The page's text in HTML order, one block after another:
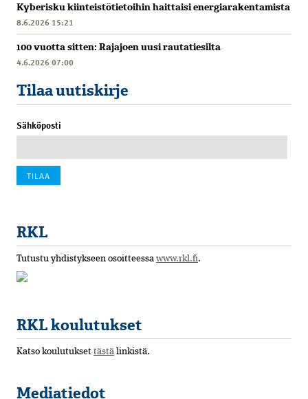
Kyberisku kiinteistötietoihin haittaisi energiarakentamista
8.6.2026 15:21
100 vuotta sitten: Rajajoen uusi rautatiesilta
4.6.2026 07:00
Tilaa uutiskirje
Sähköposti
RKL
Tutustu yhdistykseen osoitteessa www.rkl.fi.
RKL koulutukset
Katso koulutukset tästä linkistä.
Mediatiedot